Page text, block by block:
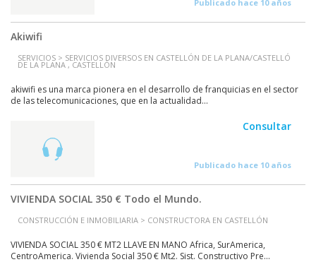
Publicado hace 10 años
Akiwifi
SERVICIOS > SERVICIOS DIVERSOS EN CASTELLÓN DE LA PLANA/CASTELLÓ
DE LA PLANA , CASTELLÓN
akiwifi es una marca pionera en el desarrollo de franquicias en el sector
de las telecomunicaciones, que en la actualidad...
Consultar
Publicado hace 10 años
VIVIENDA SOCIAL 350 € Todo el Mundo.
CONSTRUCCIÓN E INMOBILIARIA > CONSTRUCTORA EN CASTELLÓN
VIVIENDA SOCIAL 350 € MT2 LLAVE EN MANO Africa, SurAmerica,
CentroAmerica. Vivienda Social 350 € Mt2. Sist. Constructivo Pre...